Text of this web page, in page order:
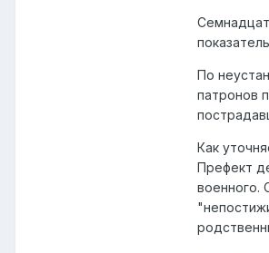
По
патронов
Как
Префект
военного.